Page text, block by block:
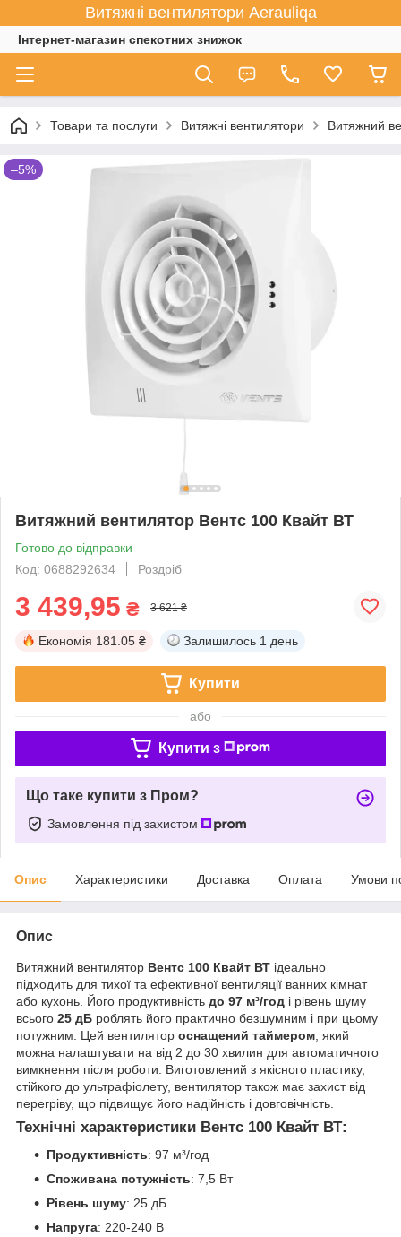
Витяжні вентилятори Aerauliqa
Інтернет-магазин спекотних знижок
Товари та послуги Витяжні вентилятори Витяжний
–5%
Витяжний вентилятор Вентс 100 Квайт ВТ
Готово до відправки
Код: 0688292634
Роздріб
3 439,95 ₴ 3 621 ₴
Економія 181.05 ₴ Залишилось 1 день
Купити
або
Купити з
Що таке купити з Пром?
Замовлення під захистом
Опис Характеристики Доставка Оплата Умови
Опис
Витяжний вентилятор Вентс 100 Квайт ВТ ідеально
підходить для тихої та ефективної вентиляції ванних кімнат
або кухонь. Його продуктивність до 97 м³/год і рівень шуму
всього 25 дБ роблять його практично безшумним і при цьому
потужним. Цей вентилятор оснащений таймером , який
можна налаштувати на від 2 до 30 хвилин для автоматичного
вимкнення після роботи. Виготовлений з якісного пластику,
стійкого до ультрафіолету, вентилятор також має захист від
перегріву, що підвищує його надійність і довговічність.
Технічні характеристики Вентс 100 Квайт ВТ:
Продуктивність: 97 м³/год
Споживана потужність: 7,5 Вт
Рівень шуму: 25 дБ
Напруга: 220-240 В